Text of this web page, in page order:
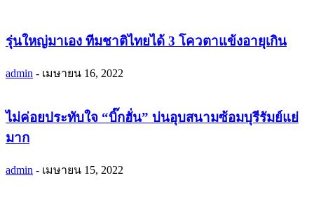
รุ่นใหญ่มาเอง ทีมชาติไทยได้ 3 โควตาแข้งอายุเกิน
admin - เมษายน 16, 2022
ไม่ค่อยประทับใจ “บิ๊กฮั่น” บ่นอุบสนามซ้อมบุรีรัมย์แย่
มาก
admin - เมษายน 15, 2022